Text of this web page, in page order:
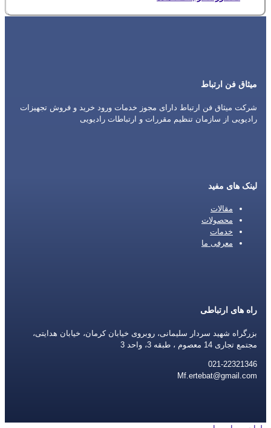
میثاق فن ارتباط
شرکت میثاق فن ارتباط دارای مجوز خدمات ورود خرید و فروش تجهیزات
رادیویی از سازمان تنظیم مقررات و ارتباطات رادیویی
لینک های مفید
مقالات
محصولات
خدمات
معرفی ما
راه های ارتباطی
بزرگراه شهید سردار سلیمانی، روبروی خیابان کرمان، خیابان هدایتی،
مجتمع تجاری 14 معصوم ، طبقه 3، واحد 3
021-22321346
Mf.ertebat@gmail.com